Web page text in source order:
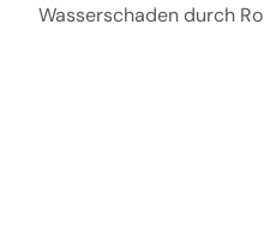
Wasserschaden durch